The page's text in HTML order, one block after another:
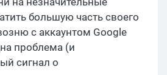
большую часть своего
с аккаунтом Google
проблема (и
сигнал о